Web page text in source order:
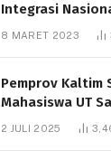
Integrasi
8 MARET 2023
Pemprov Kaltim
Mahasiswa UT
Bantuan
2 JULI 2025